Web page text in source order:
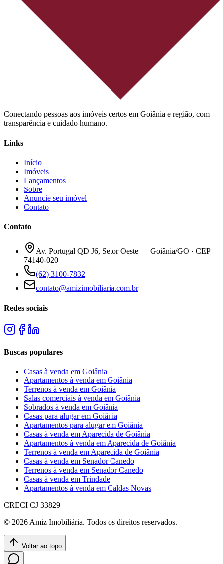
Conectando pessoas aos imóveis certos em Goiânia e região, com
transparência e cuidado humano.
Links
Início
Imóveis
Lançamentos
Sobre
Anuncie seu imóvel
Contato
Contato
Av. Portugal QD J6, Setor Oeste — Goiânia/GO · CEP
74140-020
(62) 3100-7832
contato@amizimobiliaria.com.br
Redes sociais
Buscas populares
Casas à venda em Goiânia
Apartamentos à venda em Goiânia
Terrenos à venda em Goiânia
Salas comerciais à venda em Goiânia
Sobrados à venda em Goiânia
Casas para alugar em Goiânia
Apartamentos para alugar em Goiânia
Casas à venda em Aparecida de Goiânia
Apartamentos à venda em Aparecida de Goiânia
Terrenos à venda em Aparecida de Goiânia
Casas à venda em Senador Canedo
Terrenos à venda em Senador Canedo
Casas à venda em Trindade
Apartamentos à venda em Caldas Novas
CRECI CJ 33829
© 2026Amiz Imobiliária. Todos os direitos reservados.
Voltar ao topo